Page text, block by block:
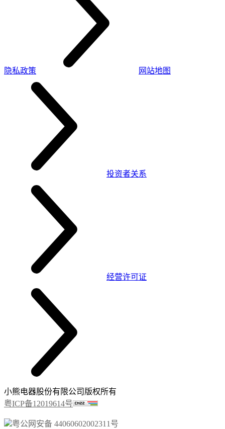
隐私政策 网站地图
投资者关系
经营许可证
小熊电器股份有限公司版权所有
粤ICP备12019614号
粤公网安备 44060602002311号